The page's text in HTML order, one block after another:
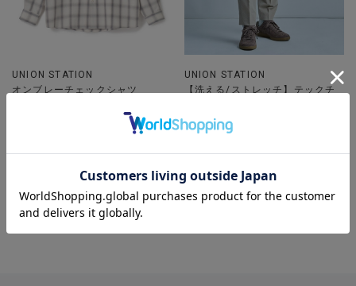
UNION STATION
オンブレーチェックシャツ
UNION STATION
【洗える/ストレッチ】テックチ
着用カラー ベージュ 着用サイ
ズ S
タイトシルエット 20代 30代 50代
パンツ
チェックシャツ
スラックス